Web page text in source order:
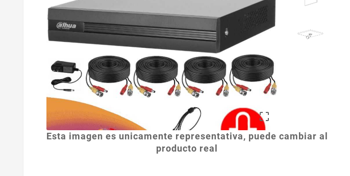

Esta imagen es unicamente representativa, puede cambiar al
producto real